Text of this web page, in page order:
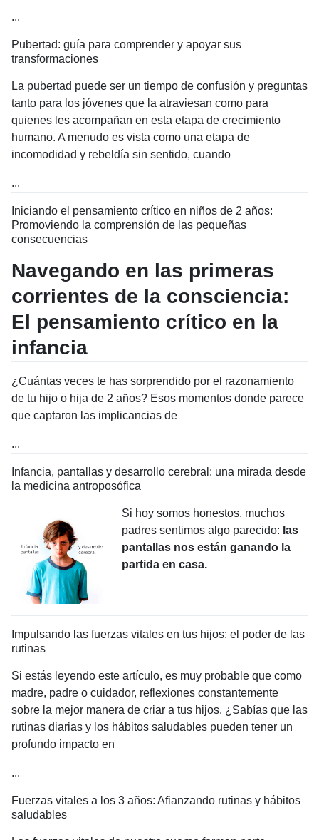
...
Pubertad: guía para comprender y apoyar sus
transformaciones
La pubertad puede ser un tiempo de confusión y preguntas
tanto para los jóvenes que la atraviesan como para
quienes les acompañan en esta etapa de crecimiento
humano. A menudo es vista como una etapa de
incomodidad y rebeldía sin sentido, cuando
...
Iniciando el pensamiento crítico en niños de 2 años:
Promoviendo la comprensión de las pequeñas
consecuencias
Navegando en las primeras
corrientes de la consciencia:
El pensamiento crítico en la
infancia
¿Cuántas veces te has sorprendido por el razonamiento
de tu hijo o hija de 2 años? Esos momentos donde parece
que captaron las implicancias de
...
Infancia, pantallas y desarrollo cerebral: una mirada desde
la medicina antroposófica
Si hoy somos honestos, muchos
padres sentimos algo parecido: las
pantallas nos están ganando la
partida en casa.
Impulsando las fuerzas vitales en tus hijos: el poder de las
rutinas
Si estás leyendo este artículo, es muy probable que como
madre, padre o cuidador, reflexiones constantemente
sobre la mejor manera de criar a tus hijos. ¿Sabías que las
rutinas diarias y los hábitos saludables pueden tener un
profundo impacto en
...
Fuerzas vitales a los 3 años: Afianzando rutinas y hábitos
saludables